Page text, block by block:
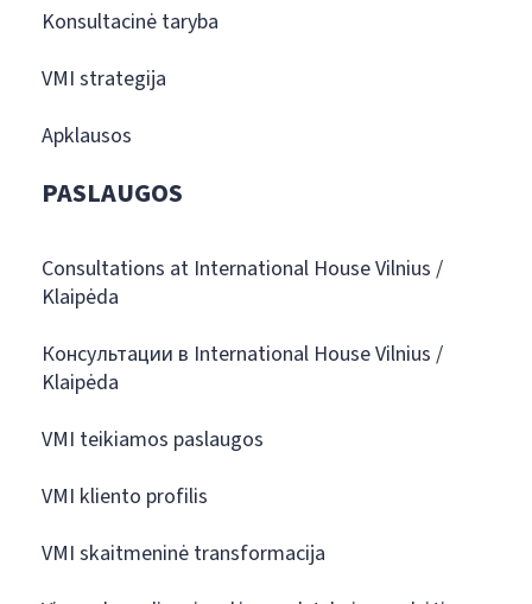
Konsultacinė taryba
VMI strategija
Apklausos
PASLAUGOS
Consultations at International House Vilnius /
Klaipėda
Консультации в International House Vilnius /
Klaipėda
VMI teikiamos paslaugos
VMI kliento profilis
VMI skaitmeninė transformacija